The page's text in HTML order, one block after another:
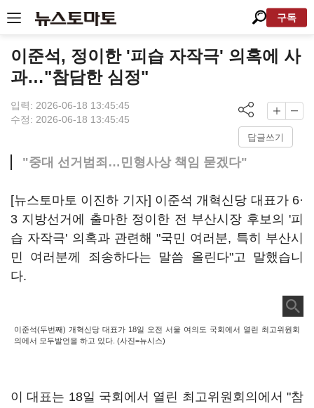
구독
이준석, 정이한 '피습 자작극' 의혹에 사
과…"참담한 심정"
입력: 2026-06-18 13:45:45
수정: 2026-06-18 13:45:45
답글쓰기
"중대 선거범죄…민형사상 책임 묻겠다"
[뉴스토마토 이진하 기자] 이준석 개혁신당 대표가 6·
3 지방선거에 출마한 정이한 전 부산시장 후보의 '피
습 자작극' 의혹과 관련해 "국민 여러분, 특히 부산시
민 여러분께 죄송하다는 말씀 올린다"고 말했습니
다.
이준석(두번째) 개혁신당 대표가 18일 오전 서울 여의도 국회에서 열린 최고위원회
의에서 모두발언을 하고 있다. (사진=뉴시스)
이 대표는 18일 국회에서 열린 최고위원회의에서 "참